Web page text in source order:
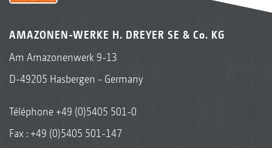
AMAZONEN-WERKE H. DREYER SE & Co. KG
Am Amazonenwerk 9-13
D-49205 Hasbergen - Germany
Téléphone+49 (0)5405 501-0
Fax : +49 (0)5405 501-147